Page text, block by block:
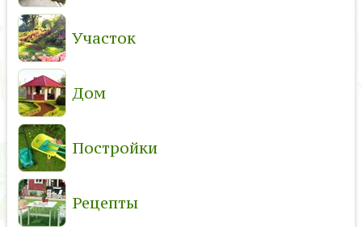
Участок
Дом
Постройки
Рецепты